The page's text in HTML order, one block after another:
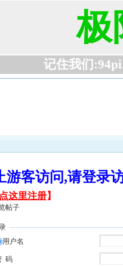
极
记住我们
游客访问,请登
点这里注册】
帖子
用户名
码